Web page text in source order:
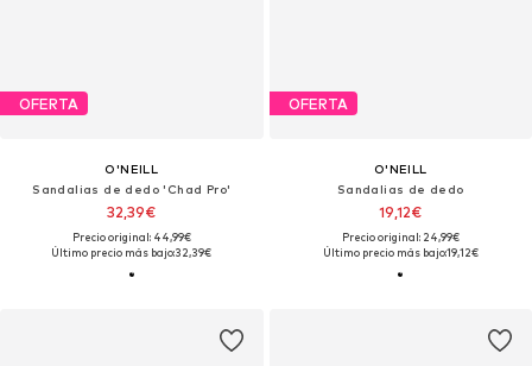
OFERTA
O'NEILL
Sandalias de dedo 'Chad Pro'
32,39€
Precio original: 44,99€
Último precio más bajo:32,39€
OFERTA
O'NEILL
Sandalias de dedo
19,12€
Precio original: 24,99€
Último precio más bajo:19,12€